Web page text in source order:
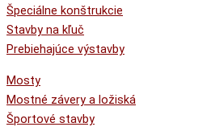
Špeciálne konštrukcie
Stavby na kľuč
Prebiehajúce výstavby
Mosty
Mostné závery a ložiská
Športové stavby